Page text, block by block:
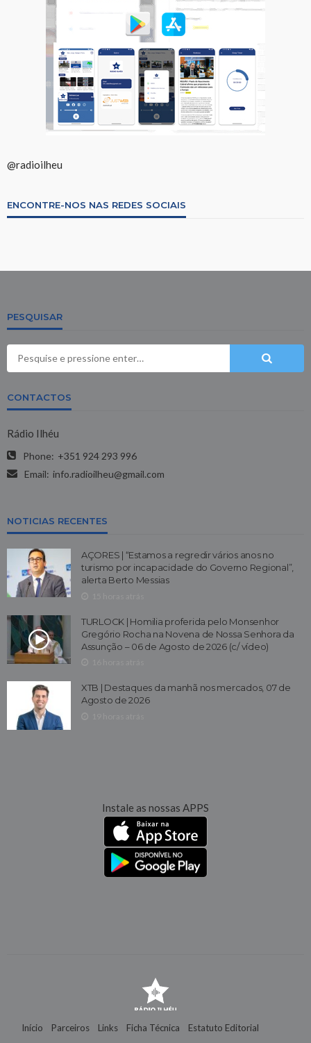
@radioilheu
ENCONTRE-NOS NAS REDES SOCIAIS
PESQUISAR
CONTACTOS
Rádio Ilhéu
Phone: +351 924 293 996
Email: info.radioilheu@gmail.com
NOTICIAS RECENTES
AÇORES | “Estamos a regredir vários anos no
turismo por incapacidade do Governo Regional”,
alerta Berto Messias
TURLOCK | Homilia proferida pelo Monsenhor
Gregório Rocha na Novena de Nossa Senhora da
Assunção – 06 de Agosto de 2026 (c/ vídeo)
XTB | Destaques da manhã nos mercados, 07 de
Agosto de 2026
Instale as nossas APPS
Início Parceiros Links Ficha Técnica Estatuto Editorial